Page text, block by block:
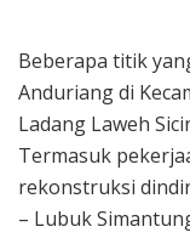
Beberapa titik
Anduriang di
Ladang Laweh
Termasuk
rekonstruksi
– Lubuk